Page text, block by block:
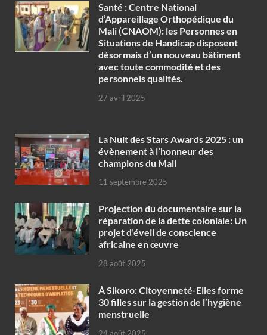
Santé : Centre National
d’Appareillage Orthopédique du
Mali (CNAOM): les Personnes en
Situations de Handicap disposent
désormais d’un nouveau bâtiment
avec toute commodité et des
personnels qualités.
27 avril 2025
‎La Nuit des Stars Awards 2025 : un
évènement à l’honneur des
champions du Mali
11 septembre 2025
Projection du documentaire sur la
réparation de la dette coloniale: Un
projet d’éveil de conscience
africaine en œuvre‎
28 août 2025
À Sikoro: Citoyenneté-Elles forme
30 filles sur la gestion de l’hygiène
menstruelle